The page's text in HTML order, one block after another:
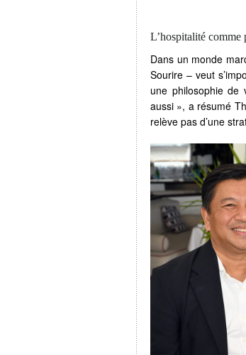
L’hospitalité
Dans un monde
Sourire – veut
une philosophie de
aussi », a résumé
relève pas d’une